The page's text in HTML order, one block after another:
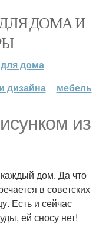
ДЛЯ ДОМА И
дома
дизайна мебель
из
дом. Да что
в советских
Есть и сейчас
ей сносу нет!